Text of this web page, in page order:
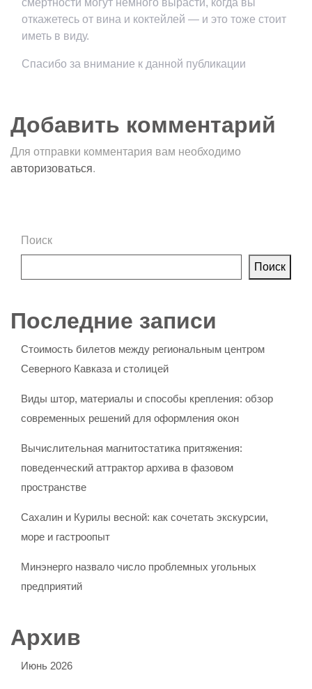
смертности могут немного вырасти, когда вы
откажетесь от вина и коктейлей — и это тоже стоит
иметь в виду.
Спасибо за внимание к данной публикации
Добавить комментарий
Для отправки комментария вам необходимо
авторизоваться.
Поиск
Поиск
Последние записи
Стоимость билетов между региональным центром
Северного Кавказа и столицей
Виды штор, материалы и способы крепления: обзор
современных решений для оформления окон
Вычислительная магнитостатика притяжения:
поведенческий аттрактор архива в фазовом
пространстве
Сахалин и Курилы весной: как сочетать экскурсии,
море и гастроопыт
Минэнерго назвало число проблемных угольных
предприятий
Архив
Июнь 2026